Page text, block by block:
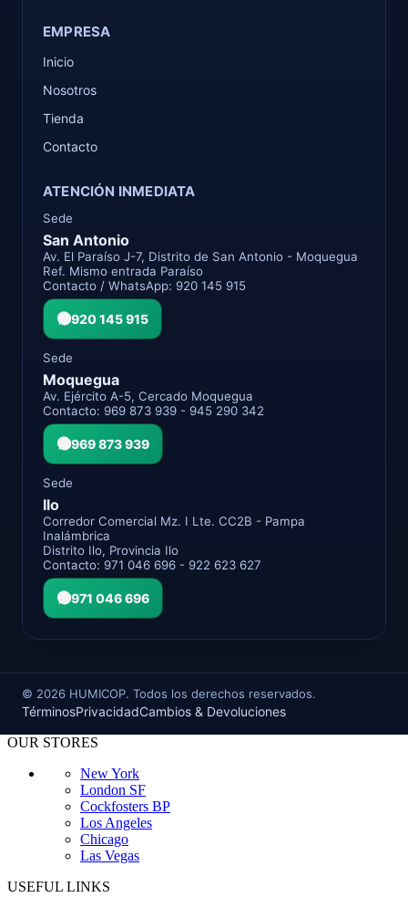
EMPRESA
Inicio
Nosotros
Tienda
Contacto
ATENCIÓN INMEDIATA
Sede
San Antonio
Av. El Paraíso J-7, Distrito de San Antonio - Moquegua
Ref. Mismo entrada Paraíso
Contacto / WhatsApp: 920 145 915
920 145 915
Sede
Moquegua
Av. Ejército A-5, Cercado Moquegua
Contacto: 969 873 939 - 945 290 342
969 873 939
Sede
Ilo
Corredor Comercial Mz. I Lte. CC2B - Pampa
Inalámbrica
Distrito Ilo, Provincia Ilo
Contacto: 971 046 696 - 922 623 627
971 046 696
© 2026 HUMICOP. Todos los derechos reservados.
TérminosPrivacidadCambios & Devoluciones
OUR STORES
New York
London SF
Cockfosters BP
Los Angeles
Chicago
Las Vegas
USEFUL LINKS